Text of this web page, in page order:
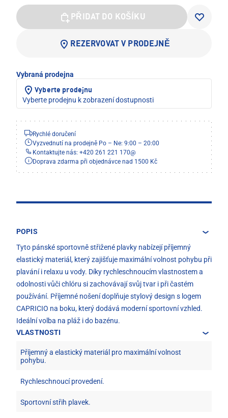
PŘIDAT DO KOŠÍKU
REZERVOVAT V PRODEJNĚ
Vybraná prodejna
Vyberte prodejnu
Vyberte prodejnu k zobrazení dostupnosti
Rychlé doručení
Vyzvednutí na prodejně Po – Ne: 9:00 – 20:00
Kontaktujte nás: +420 261 221 170@
Doprava zdarma při objednávce nad 1500 Kč
POPIS
Tyto pánské sportovně střižené plavky nabízejí příjemný
elastický materiál, který zajišťuje maximální volnost pohybu při
plavání i relaxu u vody. Díky rychleschnoucím vlastnostem a
odolnosti vůči chlóru si zachovávají svůj tvar i při častém
používání. Příjemné nošení doplňuje stylový design s logem
CAPRICIO na boku, který dodává moderní sportovní vzhled.
Ideální volba na pláž i do bazénu.
VLASTNOSTI
Příjemný a elastický materiál pro maximální volnost
pohybu.
Rychleschnoucí provedení.
Sportovní střih plavek.